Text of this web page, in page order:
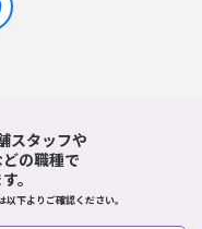
スタッフや
の職種で
。
下よりご確認ください。